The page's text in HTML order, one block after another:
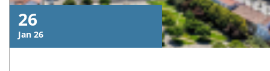
26
Jan 26